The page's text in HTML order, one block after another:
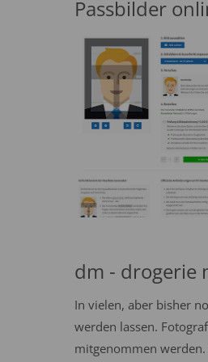
Passbilder
dm - drogerie
In vielen, aber bisher
werden lassen.
mitgenommen werden.